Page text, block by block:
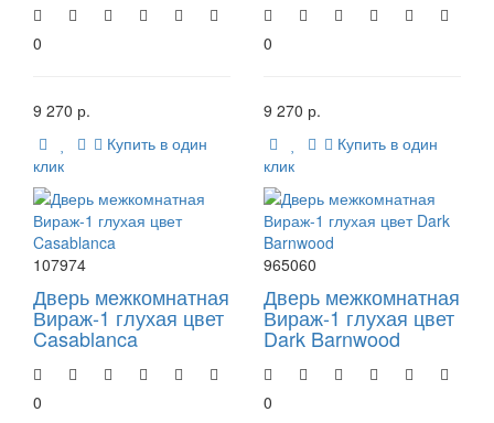
0
9 270 р.
Купить в один
клик
0
9 270 р.
Купить в один
клик
107974
Дверь межкомнатная
Вираж-1 глухая цвет
Casablanca
0
965060
Дверь межкомнатная
Вираж-1 глухая цвет
Dark Barnwood
0